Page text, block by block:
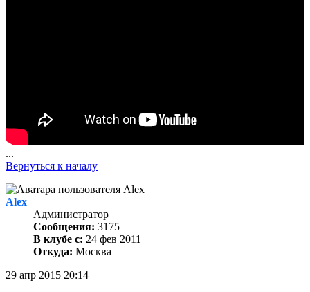
...
Вернуться к началу
Alex
Администратор
Сообщения: 3175
В клубе с: 24 фев 2011
Откуда: Москва
29 апр 2015 20:14